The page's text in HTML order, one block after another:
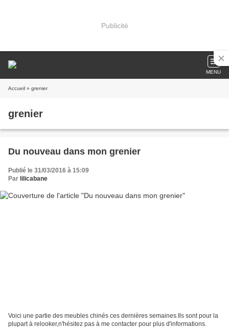
Publicité
MENU
Accueil » grenier
grenier
Du nouveau dans mon grenier
Publié le 31/03/2016 à 15:09
Par lilicabane
Voici une partie des meubles chinés ces dernières semaines.Ils sont pour la
plupart à relooker,n'hésitez pas à me contacter pour plus d'informations.